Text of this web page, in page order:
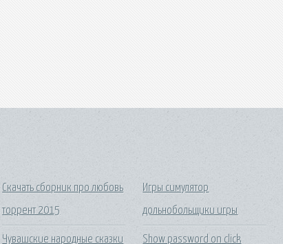
Скачать сборник про любовь
торрент 2015
Чувашские народные сказки
Игры симулятор
дольнобольщики игры
Show password on click